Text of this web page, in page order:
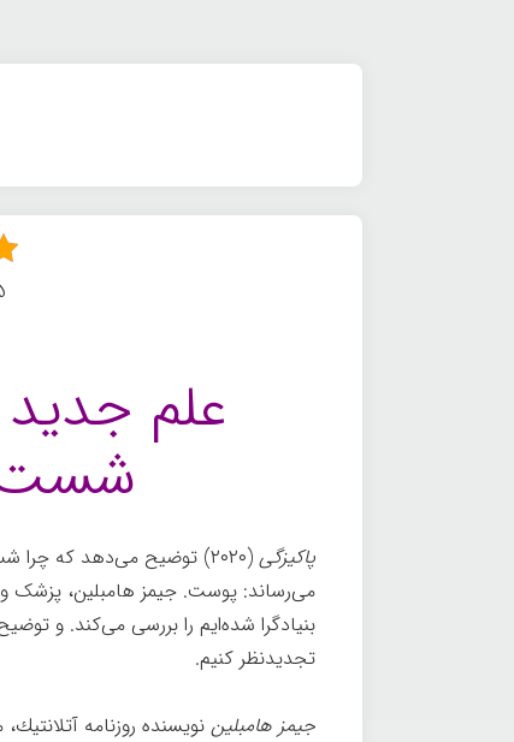
علم
پاکیزگی
(۲۰۲۰) توضیح می‌دهد که
می‌رساند: پوست. جیمز هامبلین، پزشک و
بنیادگرا شده‌ایم را بررسی می‌کند. و
تجدیدنظر کنیم.
جیمز هامبلین نویسنده روزنامه